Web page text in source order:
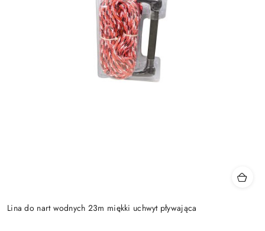
Lina do nart wodnych 23m miękki uchwyt pływająca